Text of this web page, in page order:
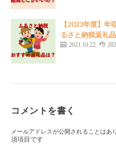
【2023年度】
るさと納税返礼
2021.10.22
コメントを書く
メールアドレスが公開されることはあ
須項目です